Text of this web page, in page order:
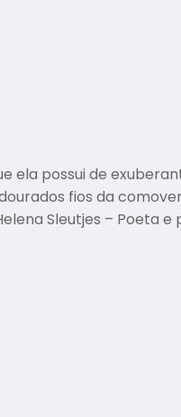
ela possui de
fios da
Sleutjes – Poeta e